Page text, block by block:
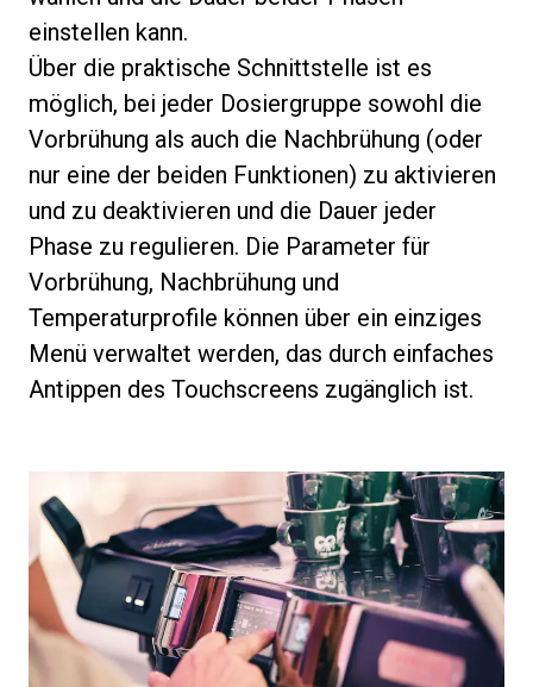
einstellen kann.
Über die praktische Schnittstelle ist es
möglich, bei jeder Dosiergruppe sowohl die
Vorbrühung als auch die Nachbrühung (oder
nur eine der beiden Funktionen) zu aktivieren
und zu deaktivieren und die Dauer jeder
Phase zu regulieren. Die Parameter für
Vorbrühung, Nachbrühung und
Temperaturprofile können über ein einziges
Menü verwaltet werden, das durch einfaches
Antippen des Touchscreens zugänglich ist.